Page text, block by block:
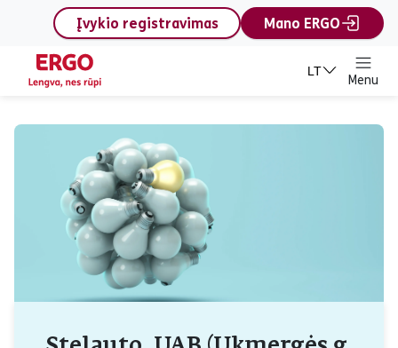
content
Įvykio registravimas
Mano ERGO
LT
Menu